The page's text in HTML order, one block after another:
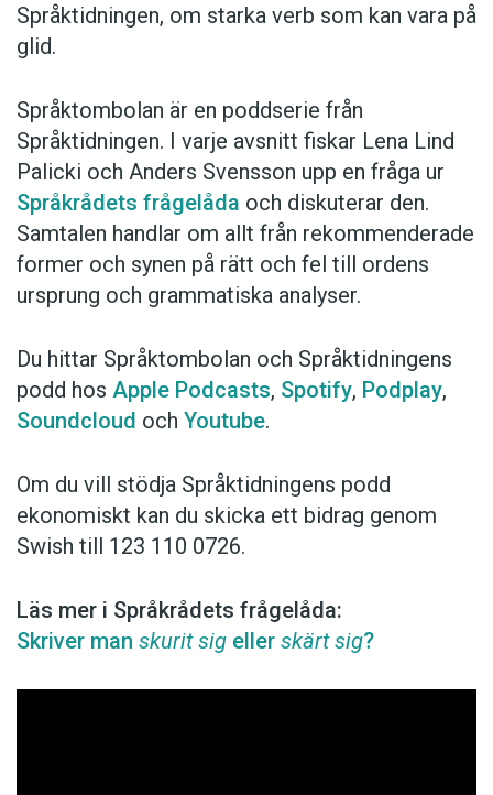
Språktidningen, om starka verb som kan vara på
glid.
Språktombolan är en poddserie från
Språktidningen. I varje avsnitt fiskar Lena Lind
Palicki och Anders Svensson upp en fråga ur
Språkrådets frågelåda och diskuterar den.
Samtalen handlar om allt från rekommenderade
former och synen på rätt och fel till ordens
ursprung och grammatiska analyser.
Du hittar Språktombolan och Språktidningens
podd hos Apple Podcasts, Spotify, Podplay,
Soundcloud och Youtube.
Om du vill stödja Språktidningens podd
ekonomiskt kan du skicka ett bidrag genom
Swish till 123 110 0726.
Läs mer i Språkrådets frågelåda:
Skriver man skurit sig eller skärt sig?